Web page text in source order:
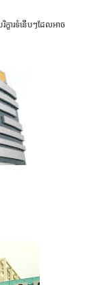
ខារទំនើបៗដែលអាច